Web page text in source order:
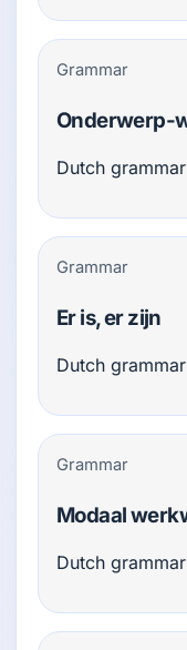
Grammar
Onderwerp-
Dutch
Grammar
Er is, er zijn
Dutch
Grammar
Modaal
Dutch